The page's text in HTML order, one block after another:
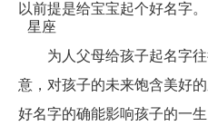
星座
以前提是给宝宝起个好名字。
为人父母给孩子起名字往
意，对孩子的未来饱含美好
好名字的确能影响孩子的一